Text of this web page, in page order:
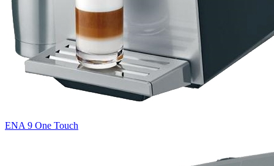
ENA 9 One Touch